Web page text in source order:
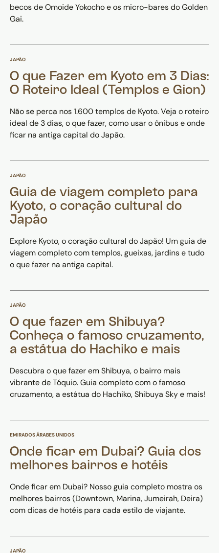
becos de Omoide Yokocho e os micro-bares do Golden
Gai.
JAPÃO
O que Fazer em Kyoto em 3 Dias:
O Roteiro Ideal (Templos e Gion)
Não se perca nos 1.600 templos de Kyoto. Veja o roteiro
ideal de 3 dias, o que fazer, como usar o ônibus e onde
ficar na antiga capital do Japão.
JAPÃO
Guia de viagem completo para
Kyoto, o coração cultural do
Japão
Explore Kyoto, o coração cultural do Japão! Um guia de
viagem completo com templos, gueixas, jardins e tudo
o que fazer na antiga capital.
JAPÃO
O que fazer em Shibuya?
Conheça o famoso cruzamento,
a estátua do Hachiko e mais
Descubra o que fazer em Shibuya, o bairro mais
vibrante de Tóquio. Guia completo com o famoso
cruzamento, a estátua do Hachiko, Shibuya Sky e mais!
EMIRADOS ÁRABES UNIDOS
Onde ficar em Dubai? Guia dos
melhores bairros e hotéis
Onde ficar em Dubai? Nosso guia completo mostra os
melhores bairros (Downtown, Marina, Jumeirah, Deira)
com dicas de hotéis para cada estilo de viajante.
JAPÃO